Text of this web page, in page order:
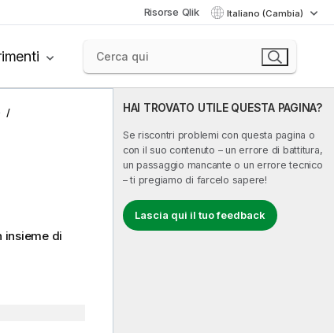
Risorse Qlik Italiano (Cambia)
HAI TROVATO UTILE QUESTA PAGINA?
Se riscontri problemi con questa pagina o
con il suo contenuto – un errore di battitura,
un passaggio mancante o un errore tecnico
– ti pregiamo di farcelo sapere!
Lascia qui il tuo feedback
insieme di